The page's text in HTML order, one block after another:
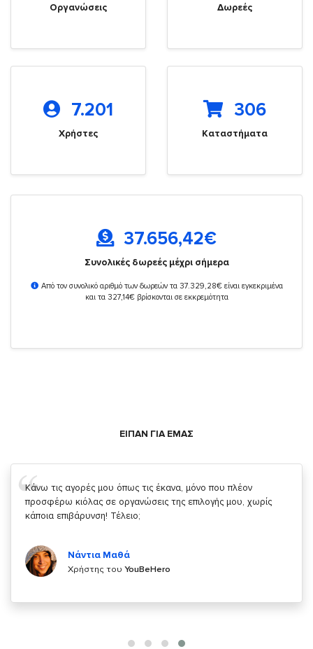
Οργανώσεις Δωρεές
7.201
Χρήστες
306
Καταστήματα
37.656,42€
Συνολικές δωρεές μέχρι σήμερα
Από τον συνολικό αριθμό των δωρεών τα 37.329,28€ είναι εγκεκριμένα
και τα 327,14€ βρίσκονται σε εκκρεμότητα
ΕΙΠΑΝ ΓΙΑ ΕΜΑΣ
Σας ευχαριστώ που μας δίνετε την δυνατότητα να κάνουμε
κάτι!
Χρήστης τουYouBeHero